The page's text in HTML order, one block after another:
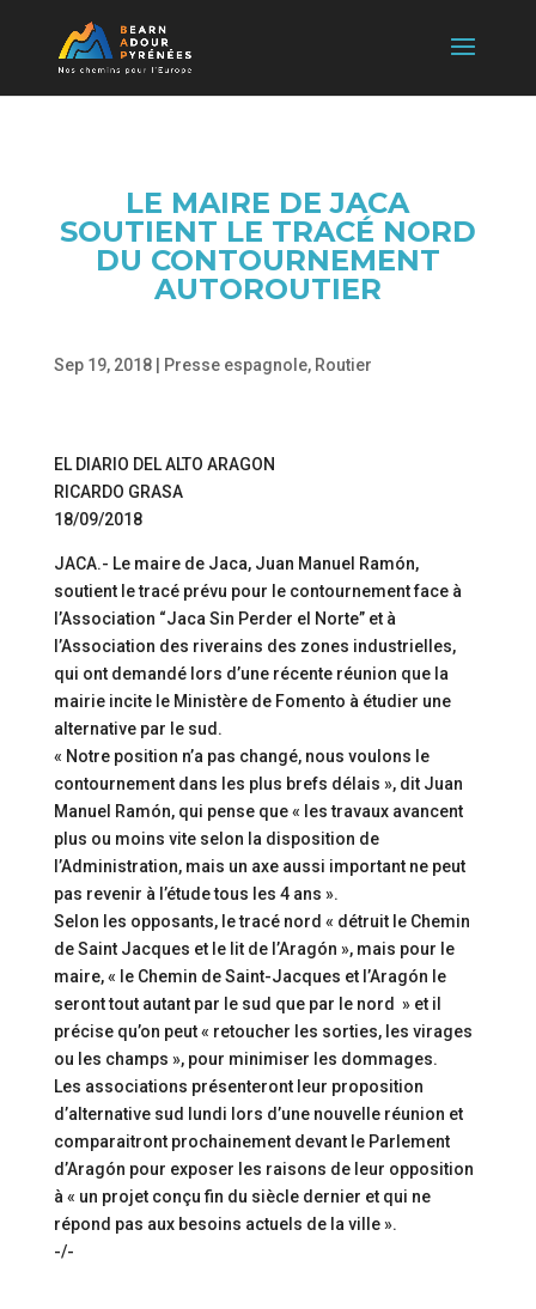
LE MAIRE DE JACA
SOUTIENT LE TRACÉ NORD
DU CONTOURNEMENT
AUTOROUTIER
Sep 19, 2018| Presse espagnole, Routier
EL DIARIO DEL ALTO ARAGON
RICARDO GRASA
18/09/2018
JACA.- Le maire de Jaca, Juan Manuel Ramón,
soutient le tracé prévu pour le contournement face à
l’Association “Jaca Sin Perder el Norte” et à
l’Association des riverains des zones industrielles,
qui ont demandé lors d’une récente réunion que la
mairie incite le Ministère de Fomento à étudier une
alternative par le sud.
« Notre position n’a pas changé, nous voulons le
contournement dans les plus brefs délais », dit Juan
Manuel Ramón, qui pense que « les travaux avancent
plus ou moins vite selon la disposition de
l’Administration, mais un axe aussi important ne peut
pas revenir à l’étude tous les 4 ans ».
Selon les opposants, le tracé nord « détruit le Chemin
de Saint Jacques et le lit de l’Aragón », mais pour le
maire, « le Chemin de Saint-Jacques et l’Aragón le
seront tout autant par le sud que par le nord » et il
précise qu’on peut « retoucher les sorties, les virages
ou les champs », pour minimiser les dommages.
Les associations présenteront leur proposition
d’alternative sud lundi lors d’une nouvelle réunion et
comparaitront prochainement devant le Parlement
d’Aragón pour exposer les raisons de leur opposition
à « un projet conçu fin du siècle dernier et qui ne
répond pas aux besoins actuels de la ville ».
-/-